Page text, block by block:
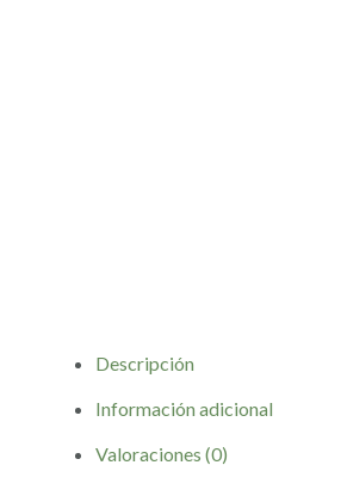
Descripción
Información adicional
Valoraciones (0)